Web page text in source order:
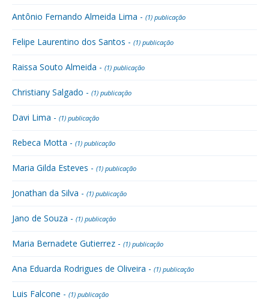
Antônio Fernando Almeida Lima - (1) publicação
Felipe Laurentino dos Santos - (1) publicação
Raissa Souto Almeida - (1) publicação
Christiany Salgado - (1) publicação
Davi Lima - (1) publicação
Rebeca Motta - (1) publicação
Maria Gilda Esteves - (1) publicação
Jonathan da Silva - (1) publicação
Jano de Souza - (1) publicação
Maria Bernadete Gutierrez - (1) publicação
Ana Eduarda Rodrigues de Oliveira - (1) publicação
Luis Falcone - (1) publicação